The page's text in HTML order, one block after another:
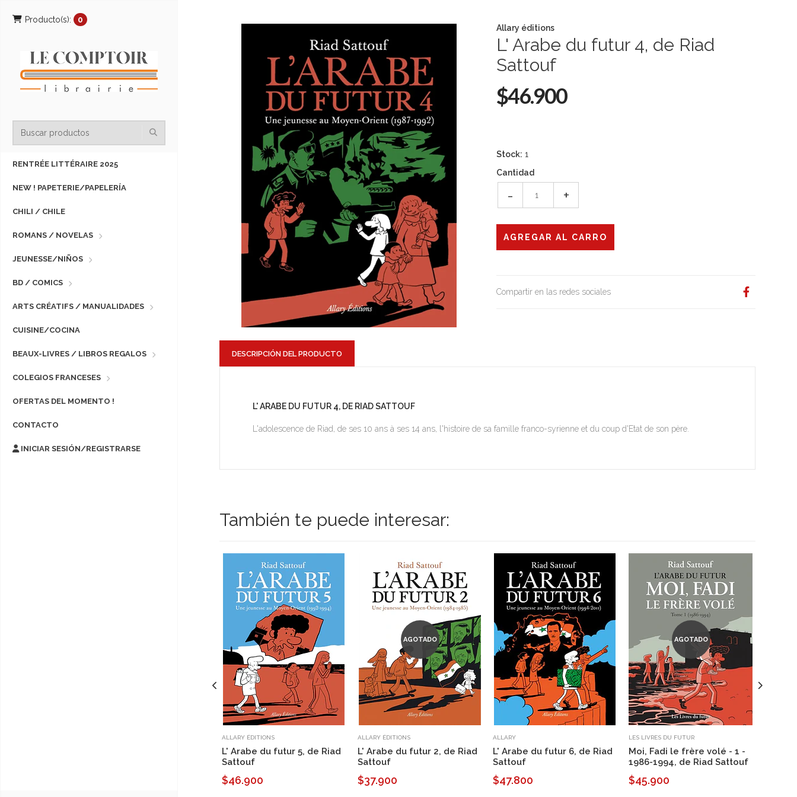
Producto(s): 0
RENTRÉE LITTÉRAIRE 2025
NEW ! PAPETERIE/PAPELERÍA
CHILI / CHILE
ROMANS / NOVELAS
JEUNESSE/NIÑOS
BD / COMICS
ARTS CRÉATIFS / MANUALIDADES
CUISINE/COCINA
BEAUX-LIVRES / LIBROS REGALOS
COLEGIOS FRANCESES
OFERTAS DEL MOMENTO !
CONTACTO
INICIAR SESIÓN/REGISTRARSE
Allary éditions
L' Arabe du futur 4, de Riad
Sattouf
$46.900
Stock: 1
Cantidad
- +
Compartir en las redes sociales
DESCRIPCIÓN DEL PRODUCTO
L' ARABE DU FUTUR 4, DE RIAD SATTOUF
L'adolescence de Riad, de ses 10 ans à ses 14 ans, l'histoire de sa famille franco-syrienne et du coup d'Etat de son père.
También te puede interesar:
ALLARY ÉDITIONS
L' Arabe du futur 5, de Riad
Sattouf
$46.900
AGOTADO
ALLARY ÉDITIONS
L' Arabe du futur 2, de Riad
Sattouf
$37.900
ALLARY
L' Arabe du futur 6, de Riad
Sattouf
$47.800
AGOTADO
LES LIVRES DU FUTUR
Moi, Fadi le frère volé - 1 -
1986-1994, de Riad Sattouf
$45.900